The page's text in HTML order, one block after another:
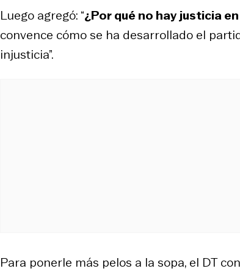
Luego agregó: “¿Por qué no hay justicia
convence cómo se ha desarrollado el
injusticia”.
Para ponerle más pelos a la sopa, el DT